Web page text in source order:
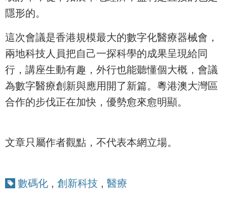
隱形的。
這次會議是香港規模最大的數字化醫療器械會，
兩地科技人員把自己一探科學的成果呈現給同
行，講座生動有趣，外行也能聽懂個大概，會議
為數字醫療創新與應用開了新篇。粵港澳大灣區
合作的步伐正在加快，優勢愈來愈明顯。
文章只屬作者觀點，不代表本網立場。
數碼化 , 創新科技 , 醫療